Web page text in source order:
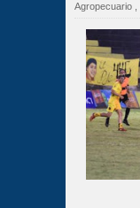
Agropecuario